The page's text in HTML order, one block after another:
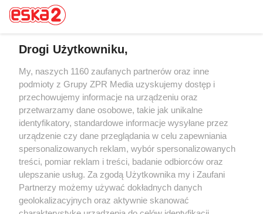
Żaden utwór zamieszczony w serwisie nie może być powielany i
rozpowszechniany lub dalej rozpowszechniany w jakikolwiek sposób (w
tym także elektroniczny lub mechaniczny) na jakimkolwiek polu
eksploatacji w jakiejkolwiek formie, włącznie z umieszczaniem w
Internecie bez pisemnej zgody właściciela praw. Jakiekolwiek użycie lub
wykorzystanie utworów w całości lub w części z naruszeniem prawa,
tzn. bez właściwej zgody, jest zabronione pod groźbą kary i może być
ścigane prawnie.
Drogi Użytkowniku,
My, naszych 1160 zaufanych partnerów oraz inne
podmioty z Grupy ZPR Media uzyskujemy dostęp i
przechowujemy informacje na urządzeniu oraz
przetwarzamy dane osobowe, takie jak unikalne
identyfikatory, standardowe informacje wysyłane przez
urządzenie czy dane przeglądania w celu zapewniania
spersonalizowanych reklam, wybór spersonalizowanych
treści, pomiar reklam i treści, badanie odbiorców oraz
ulepszanie usług. Za zgodą Użytkownika my i Zaufani
Partnerzy możemy używać dokładnych danych
geolokalizacyjnych oraz aktywnie skanować